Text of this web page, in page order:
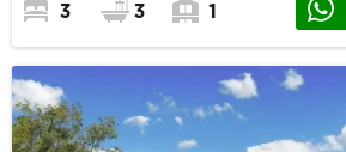
3 3 1